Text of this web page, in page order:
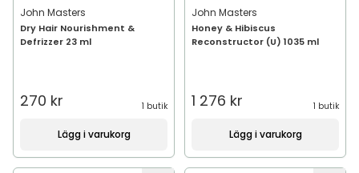
John Masters
Dry Hair Nourishment &
Defrizzer 23 ml
270 kr 1 butik
Lägg i varukorg
John Masters
Honey & Hibiscus
Reconstructor (U) 1035 ml
1 276 kr 1 butik
Lägg i varukorg